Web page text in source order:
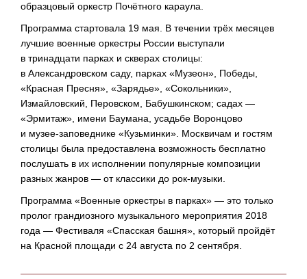
образцовый оркестр Почётного караула.
Программа стартовала 19 мая. В течении трёх месяцев
лучшие военные оркестры России выступали
в тринадцати парках и скверах столицы:
в Александровском саду, парках «Музеон», Победы,
«Красная Пресня», «Зарядье», «Сокольники»,
Измайловский, Перовском, Бабушкинском; садах —
«Эрмитаж», имени Баумана, усадьбе Воронцово
и музее-заповеднике «Кузьминки». Москвичам и гостям
столицы была предоставлена возможность бесплатно
послушать в их исполнении популярные композиции
разных жанров — от классики до рок-музыки
Программа «Военные оркестры в парках» — это только
пролог грандиозного музыкального мероприятия 2018
года — Фестиваля «Спасская башня», который пройдёт
на Красной площади с 24 августа по 2 сентября.